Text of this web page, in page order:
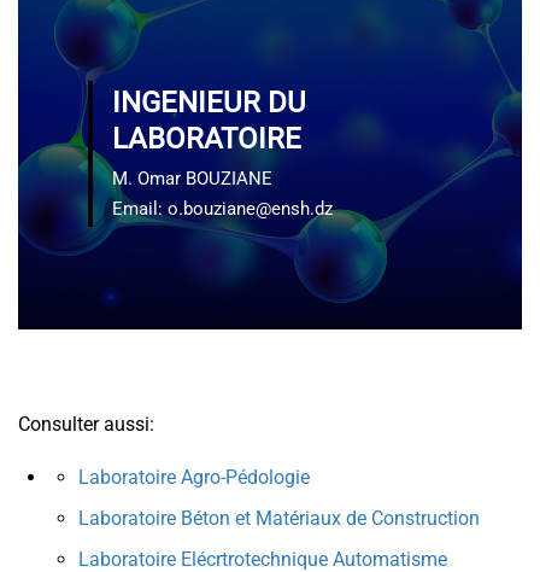
INGENIEUR DU
LABORATOIRE
M. Omar BOUZIANE
Email: o.bouziane@ensh.dz
Consulter aussi:
Laboratoire Agro-Pédologie
Laboratoire Béton et Matériaux de Construction
Laboratoire Elécrtrotechnique Automatisme